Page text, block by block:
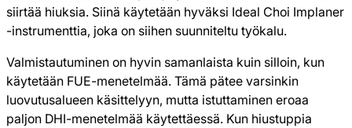
siirtää hiuksia. Siinä käytetään hyväksi Ideal Choi Implaner
-instrumenttia, joka on siihen suunniteltu työkalu.
Valmistautuminen on hyvin samanlaista kuin silloin, kun
käytetään FUE-menetelmää. Tämä pätee varsinkin
luovutusalueen käsittelyyn, mutta istuttaminen eroaa
paljon DHI-menetelmää käytettäessä. Kun hiustuppia